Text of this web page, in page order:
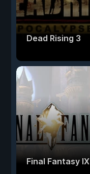
Dead Rising 3
Final Fantasy IX